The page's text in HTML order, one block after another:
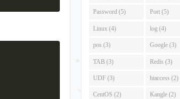
Password (5) Port (5)
Linux (4) log (4)
pos (3) Google (3)
TAB (3) Redis (3)
UDF (3) htaccess (2)
CentOS (2) Kangle (2)